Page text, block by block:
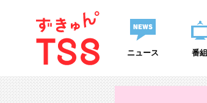
ニュース 番組